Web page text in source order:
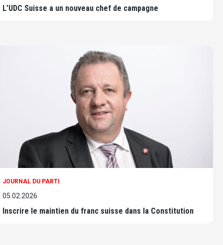
L’UDC Suisse a un nouveau chef de campagne
JOURNAL DU PARTI
05.02.2026
Inscrire le maintien du franc suisse dans la Constitution